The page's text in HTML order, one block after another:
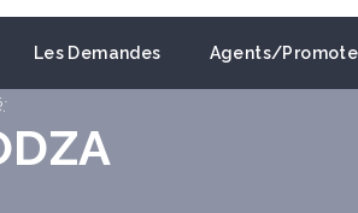
Les Demandes Agents/